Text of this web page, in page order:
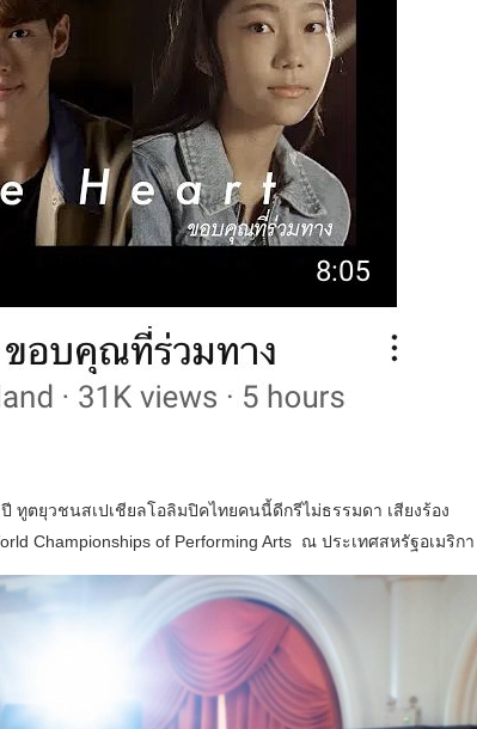
ทูตยุวชนสเปเชียลโอลิมปิคไทยคนนี้ดีกรีไม่ธรรมดา เสียงร้อง
Championships of Performing Arts ณ ประเทศสหรัฐอเมริกา